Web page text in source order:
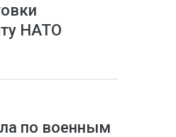
НАТО
по военным